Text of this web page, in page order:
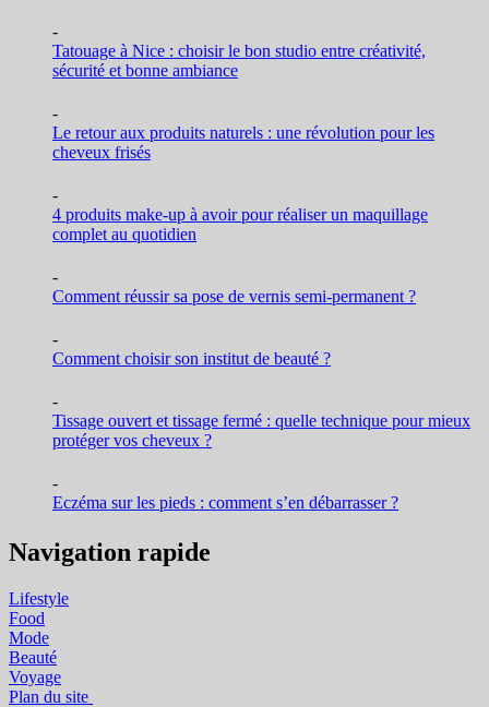
-
Tatouage à Nice : choisir le bon studio entre créativité,
sécurité et bonne ambiance
-
Le retour aux produits naturels : une révolution pour les
cheveux frisés
-
4 produits make-up à avoir pour réaliser un maquillage
complet au quotidien
-
Comment réussir sa pose de vernis semi-permanent ?
-
Comment choisir son institut de beauté ?
-
Tissage ouvert et tissage fermé : quelle technique pour mieux
protéger vos cheveux ?
-
Eczéma sur les pieds : comment s’en débarrasser ?
Navigation rapide
Lifestyle
Food
Mode
Beauté
Voyage
Plan du site